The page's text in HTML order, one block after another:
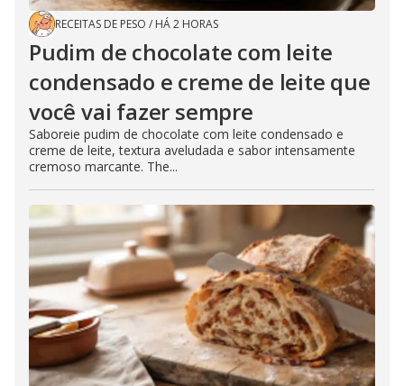
RECEITAS DE PESO / HÁ 2 HORAS
Pudim de chocolate com leite
condensado e creme de leite que
você vai fazer sempre
Saboreie pudim de chocolate com leite condensado e
creme de leite, textura aveludada e sabor intensamente
cremoso marcante. The...